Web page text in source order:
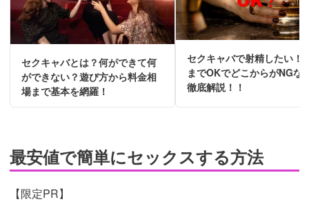
セクキャバとは？何ができて何
ができない？遊び方から料金相
場まで基本を網羅！
セクキャバで射精したい！
までOKでどこからがNGな
徹底解説！！
最安値で簡単にセックスする方法
【限定PR】